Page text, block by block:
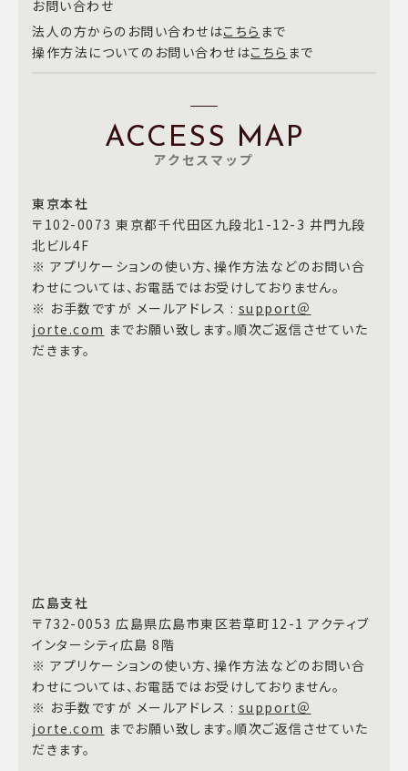
お問い合わせ
法人の方からのお問い合わせはこちら まで
操作方法についてのお問い合わせはこちら まで
ACCESS MAP
アクセスマップ
東京本社
〒102-0073 東京都千代田区九段北1-12-3 井門九段
北ビル4F
※ アプリケーションの使い方、操作方法などのお問い合
わせについては、お電話ではお受けしておりません。
※ お手数ですが メールアドレス : support＠
jorte.com までお願い致します。順次ご返信させていた
だきます。
広島支社
〒732-0053 広島県広島市東区若草町12-1 アクティブ
インターシティ広島 8階
※ アプリケーションの使い方、操作方法などのお問い合
わせについては、お電話ではお受けしておりません。
※ お手数ですが メールアドレス : support＠
jorte.com までお願い致します。順次ご返信させていた
だきます。